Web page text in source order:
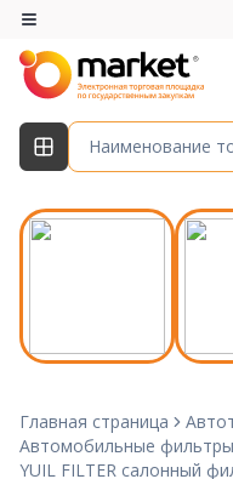
Главная страница
Автомобильные фильтры
YUIL FILTER салонный